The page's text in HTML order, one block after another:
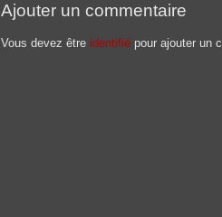
Ajouter un commentaire
Vous devez être identifié pour ajouter un